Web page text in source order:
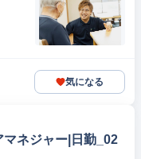
気になる
ネジャー|日勤_02